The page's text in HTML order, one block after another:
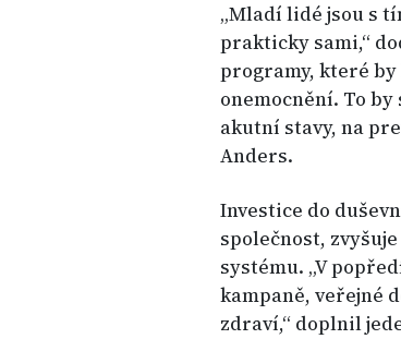
„Mladí lidé jsou s
prakticky sami,“
programy, které
onemocnění. To by
akutní stavy, na
Anders.
Investice do
společnost,
systému. „V
kampaně, veřejné
zdraví,“ doplnil